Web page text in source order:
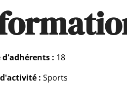
d'adhérents : 18
: Sports